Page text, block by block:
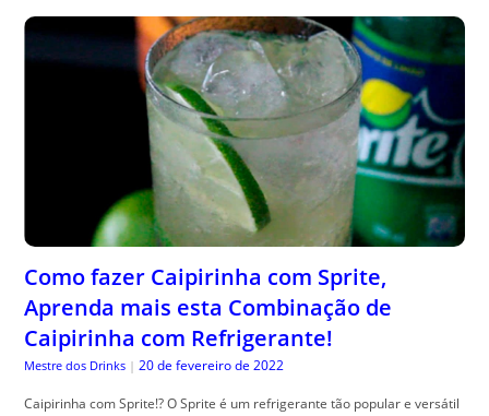
Como fazer Caipirinha com Sprite,
Aprenda mais esta Combinação de
Caipirinha com Refrigerante!
Mestre dos Drinks | 20 de fevereiro de 2022
Caipirinha com Sprite!? O Sprite é um refrigerante tão popular e versátil